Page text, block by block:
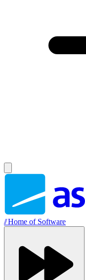
//Home of Software